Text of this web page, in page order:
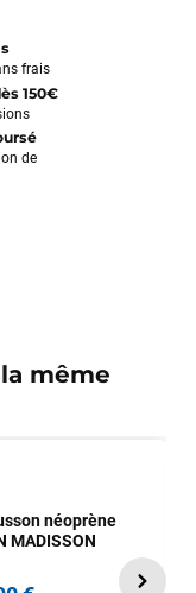
frais
150€
de
même
néoprène
MADISSON